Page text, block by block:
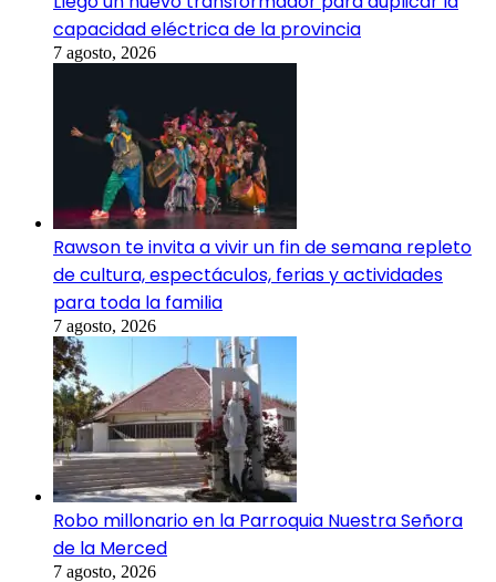
capacidad eléctrica de la provincia
7 agosto, 2026
Rawson te invita a vivir un fin de semana repleto
de cultura, espectáculos, ferias y actividades
para toda la familia
7 agosto, 2026
Robo millonario en la Parroquia Nuestra Señora
de la Merced
7 agosto, 2026